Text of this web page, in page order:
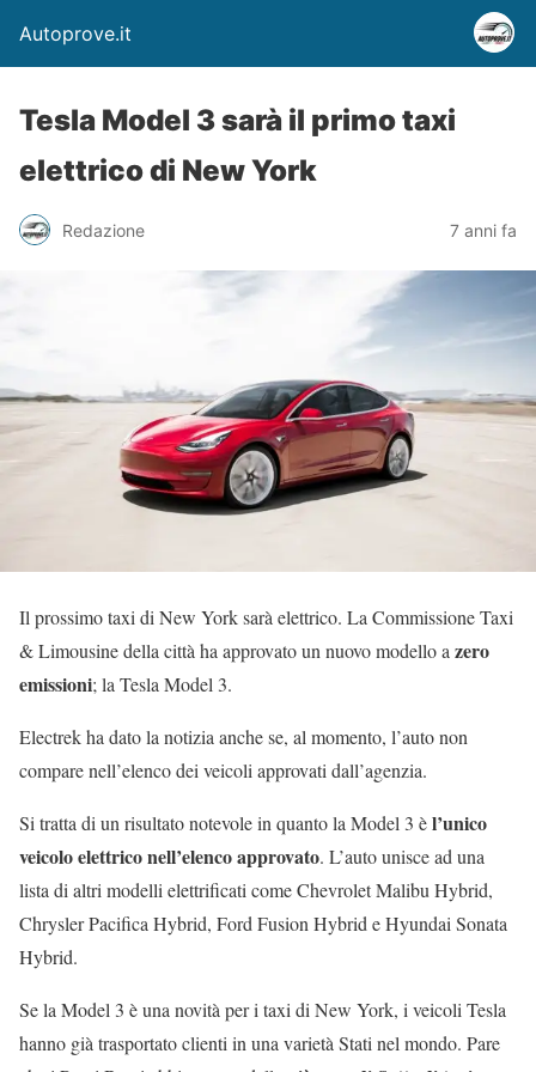
Autoprove.it
Tesla Model 3 sarà il primo taxi
elettrico di New York
Redazione 7 anni fa
Il prossimo taxi di New York sarà elettrico. La Commissione Taxi
& Limousine della città ha approvato un nuovo modello azero
emissioni; la Tesla Model 3.
Electrek ha dato la notizia anche se, al momento, l’auto non
compare nell’elenco dei veicoli approvati dall’agenzia.
Si tratta di un risultato notevole in quanto la Model 3 èl’unico
veicolo elettrico nell’elenco approvato. L’auto unisce ad una
lista di altri modelli elettrificati come Chevrolet Malibu Hybrid,
Chrysler Pacifica Hybrid, Ford Fusion Hybrid e Hyundai Sonata
Hybrid.
Se la Model 3 è una novità per i taxi di New York, i veicoli Tesla
hanno già trasportato clienti in una varietà Stati nel mondo. Pare